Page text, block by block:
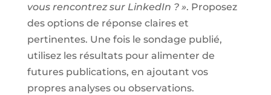
vous rencontrez sur LinkedIn ? ». Proposez
des options de réponse claires et
pertinentes. Une fois le sondage publié,
utilisez les résultats pour alimenter de
futures publications, en ajoutant vos
propres analyses ou observations.